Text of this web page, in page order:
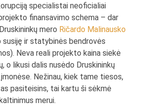
specialistai neoficialiai
finansavimo schema – dar
mero Ričardo Malinausko
susiję ir statybinės bendrovės
Neva reali projekto kaina siekė
o likusi dalis nusėdo Druskininkų
Nežinau, kiek tame tiesos,
pasiteisins, tai kartu ši sėkmė
merui.